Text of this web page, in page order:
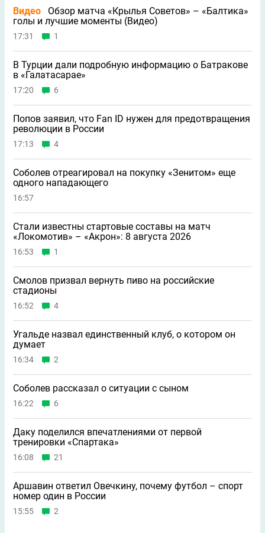
Видео
Обзор матча «Крылья Советов» – «Балтика»
голы и лучшие моменты (Видео)
17:31 1
В Турции дали подробную информацию о Батракове
в «Галатасарае»
17:20 6
Попов заявил, что Fan ID нужен для предотвращения
революции в России
17:13 4
Соболев отреагировал на покупку «Зенитом» еще
одного нападающего
16:57
Стали известны стартовые составы на матч
«Локомотив» – «Акрон»: 8 августа 2026
16:53 1
Смолов призвал вернуть пиво на российские
стадионы
16:52 4
Угальде назвал единственный клуб, о котором он
думает
16:34 2
Соболев рассказал о ситуации с сыном
16:22 6
Даку поделился впечатлениями от первой
тренировки «Спартака»
16:08 21
Аршавин ответил Овечкину, почему футбол – спорт
номер один в России
15:55 2